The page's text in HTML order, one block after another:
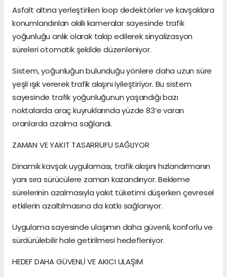
Asfalt altına yerleştirilen loop dedektörler ve kavşaklara
konumlandırılan akıllı kameralar sayesinde trafik
yoğunluğu anlık olarak takip edilerek sinyalizasyon
süreleri otomatik şekilde düzenleniyor.
Sistem, yoğunluğun bulunduğu yönlere daha uzun süre
yeşil ışık vererek trafik akışını iyileştiriyor. Bu sistem
sayesinde trafik yoğunluğunun yaşandığı bazı
noktalarda araç kuyruklarında yüzde 83’e varan
oranlarda azalma sağlandı.
ZAMAN VE YAKIT TASARRUFU SAĞLIYOR
Dinamik kavşak uygulaması, trafik akışını hızlandırmanın
yanı sıra sürücülere zaman kazandırıyor. Bekleme
sürelerinin azalmasıyla yakıt tüketimi düşerken çevresel
etkilerin azaltılmasına da katkı sağlanıyor.
Uygulama sayesinde ulaşımın daha güvenli, konforlu ve
sürdürülebilir hale getirilmesi hedefleniyor.
HEDEF DAHA GÜVENLİ VE AKICI ULAŞIM